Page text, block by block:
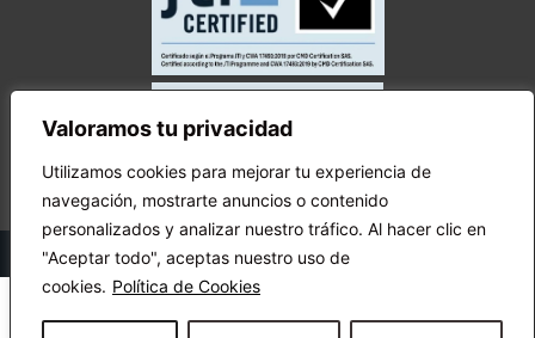
Valoramos tu privacidad
Utilizamos cookies para mejorar tu experiencia de
navegación, mostrarte anuncios o contenido
personalizados y analizar nuestro tráfico. Al hacer clic en
"Aceptar todo", aceptas nuestro uso de
cookies. Política de Cookies
© Copyright Ecuador Chequea 2025.